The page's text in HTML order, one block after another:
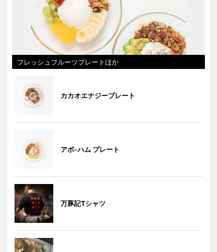
フレッシュフルーツプレートほか
カカオエナジープレート
アボ-ハム プレート
万豚記Tシャツ